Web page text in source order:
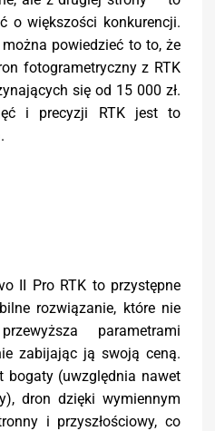
o większości konkurencji.
powiedzieć to to, że
fotogrametryczny z RTK
się od 15 000 zł.
i precyzji RTK jest to
II Pro RTK to przystępne
rozwiązanie, które nie
parametrami
zabijając ją swoją ceną.
bogaty (uwzględnia nawet
dron dzięki wymiennym
i przyszłościowy, co